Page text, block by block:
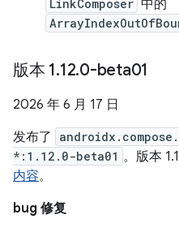
LinkComposer 中的
版本 1.12.0-beta01
2026 年 6 月 17 日
发布了
*:1.12.0-beta01 。版本
内容。
bug 修复